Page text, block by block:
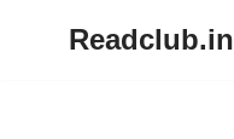
Readclub.in